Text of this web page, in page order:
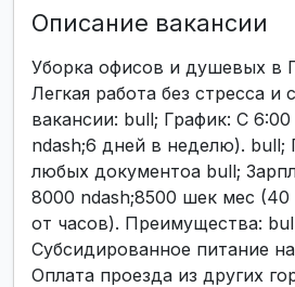
Описание вакансии
Уборка офисов и душевых в
Легкая работа без стресса и
вакансии: bull; График: С 6:00
ndash;6 дней в неделю). bull;
любых документоа bull;
8000 ndash;8500 шек мес (40
от часов). Преимущества:
Субсидированное питание
Оплата проезда из других